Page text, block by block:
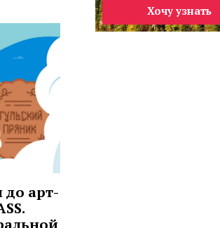
до арт-
Хочу узнать